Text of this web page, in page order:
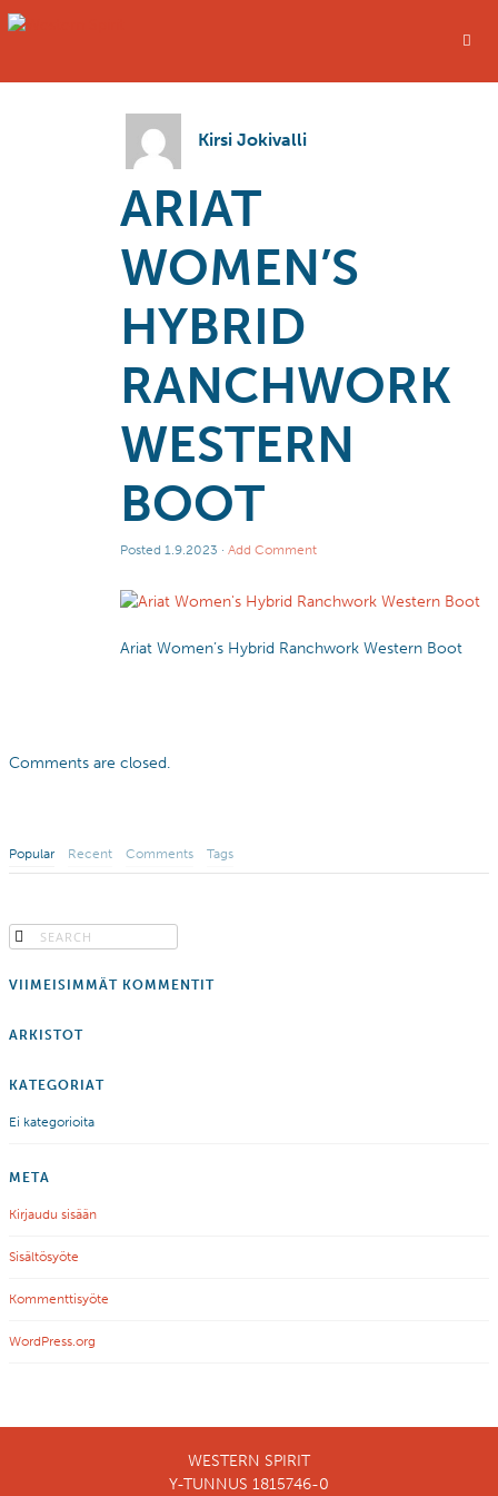
Kirsi Jokivalli
ARIAT
WOMEN’S
HYBRID
RANCHWORK
WESTERN
BOOT
Posted 1.9.2023 · Add Comment
Ariat Women’s Hybrid Ranchwork Western Boot
Comments are closed.
Popular Recent Comments Tags
VIIMEISIMMÄT KOMMENTIT
ARKISTOT
KATEGORIAT
Ei kategorioita
META
Kirjaudu sisään
Sisältösyöte
Kommenttisyöte
WordPress.org
WESTERN SPIRIT
Y-TUNNUS 1815746-0